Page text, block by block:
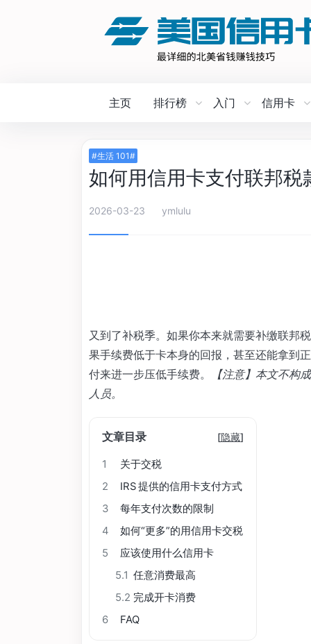
主页 排行榜 入门 信用卡
#生活 101#
如何用信用卡支付联邦税
2026-03-23 ymlulu
又到了补税季。如果你本来就需要补缴联邦
果手续费低于卡本身的回报，甚至还能拿到
付来进一步压低手续费。
【注意】本文不构
人员。
文章目录 [隐藏]
1
关于交税
2
IRS 提供的信用卡支付方式
3
每年支付次数的限制
4
如何“更多”的用信用卡交税
5
应该使用什么信用卡
5.1 任意消费最高
5.2 完成开卡消费
6
FAQ